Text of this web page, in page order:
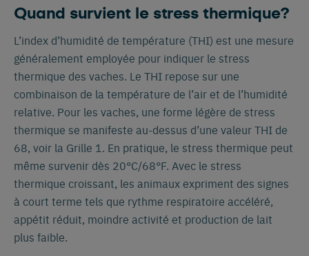
Quand survient le stress thermique?
L’index d’humidité de température (THI) est une mesure
généralement employée pour indiquer le stress
thermique des vaches. Le THI repose sur une
combinaison de la température de l’air et de l’humidité
relative. Pour les vaches, une forme légère de stress
thermique se manifeste au-dessus d’une valeur THI de
68, voir la Grille 1. En pratique, le stress thermique peut
même survenir dès 20°C/68°F. Avec le stress
thermique croissant, les animaux expriment des signes
à court terme tels que rythme respiratoire accéléré,
appétit réduit, moindre activité et production de lait
plus faible.